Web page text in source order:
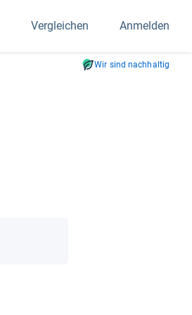
Vergleichen Anmelden
Wir sind nachhaltig